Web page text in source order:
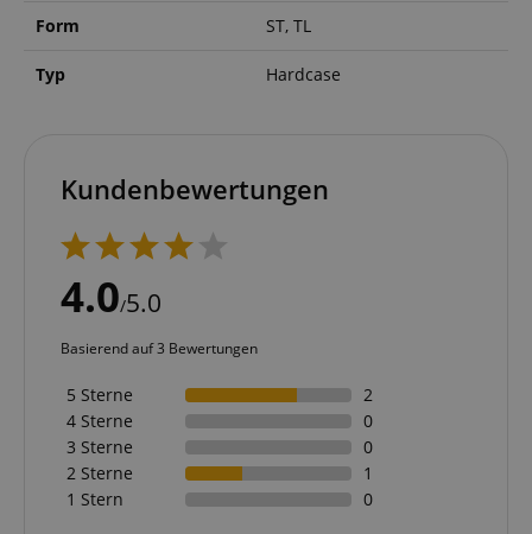
Form ST, TL
Typ Hardcase
Kundenbewertungen
4.0/5.0
Basierend auf 3 Bewertungen
5 Sterne
2
4 Sterne
0
3 Sterne
0
2 Sterne
1
1 Stern
0